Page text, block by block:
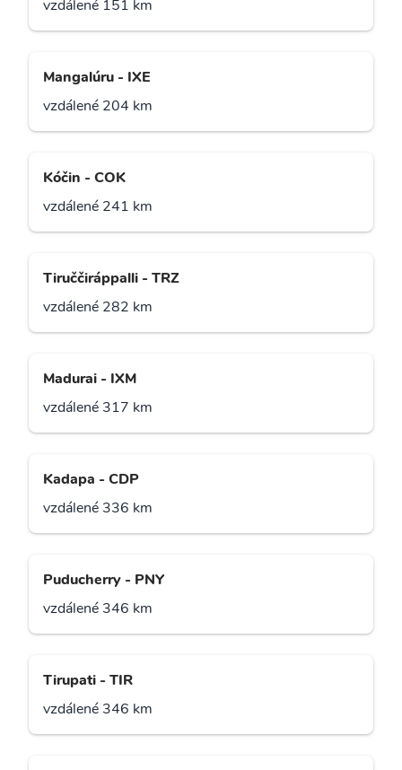
vzdálené 151 km
Mangalúru - IXE
vzdálené 204 km
Kóčin - COK
vzdálené 241 km
Tiruččiráppalli - TRZ
vzdálené 282 km
Madurai - IXM
vzdálené 317 km
Kadapa - CDP
vzdálené 336 km
Puducherry - PNY
vzdálené 346 km
Tirupati - TIR
vzdálené 346 km